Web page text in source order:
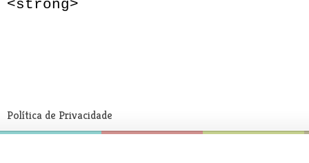
<strong>
Política de Privacidade